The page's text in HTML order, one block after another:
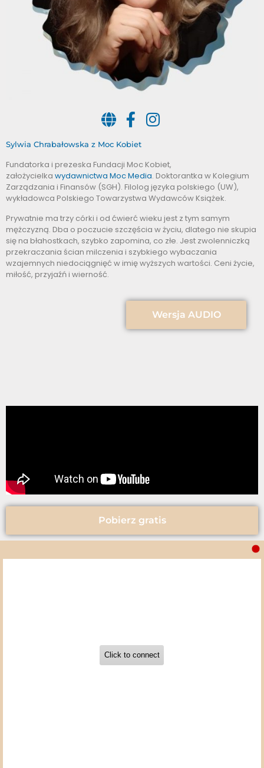
Sylwia Chrabałowska z Moc Kobiet
Fundatorka i prezeska Fundacji Moc Kobiet,
założycielka wydawnictwa Moc Media. Doktorantka w Kolegium
Zarządzania i Finansów (SGH). Filolog języka polskiego (UW),
wykładowca Polskiego Towarzystwa Wydawców Książek.
Prywatnie ma trzy córki i od ćwierć wieku jest z tym samym
mężczyzną. Dba o poczucie szczęścia w życiu, dlatego nie skupia
się na błahostkach, szybko zapomina, co złe. Jest zwolenniczką
przekraczania ścian milczenia i szybkiego wybaczania
wzajemnych niedociągnięć w imię wyższych wartości. Ceni życie,
miłość, przyjaźń i wierność.
Wersja AUDIO
Pobierz gratis